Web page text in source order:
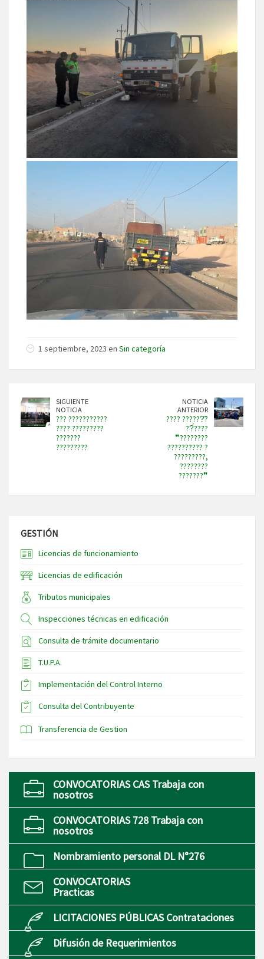
1 septiembre, 2023 en Sin categoría
SIGUIENTE
NOTICIA
??? ???????????
???? ?????????
???????
?????????
NOTICIA
ANTERIOR
???? ??????̃?
??́????
❞????????
?????????? ?
?????????,
????????
???????❞
GESTIÓN
Licencias de funcionamiento
Licencias de edificación
Tributos municipales
Inspecciones técnicas en edificación
Consulta de trámite documentario
T.U.P.A.
Implementación del Control Interno
Consulta del Contribuyente
Transferencia de Gestion
CONVOCATORIAS CAS Trabaja con
nosotros
CONVOCATORIAS 728 Trabaja con
nosotros
Nombramiento personal DL N°276
CONVOCATORIAS
Practicas
LICITACIONES PÚBLICAS Contrataciones
Difusión de Requerimientos